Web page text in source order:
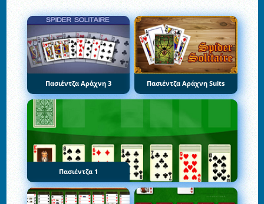
Πασιέντζα Αράχνη 3 Πασιέντζα Αράχνη Suits
Πασιέντζα 1